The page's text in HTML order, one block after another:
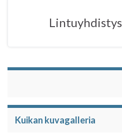
p
Kuikan kuvagalleria